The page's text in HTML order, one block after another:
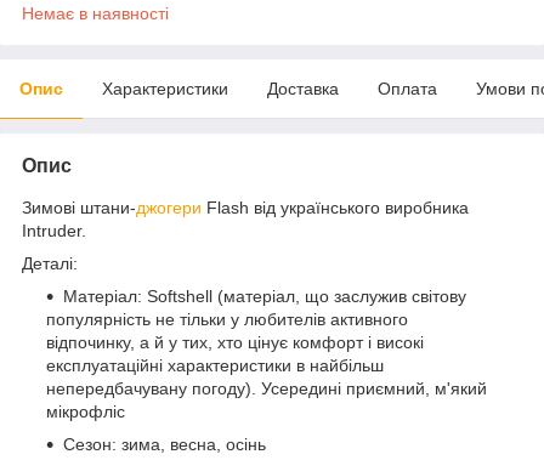
Немає в наявності
Опис Характеристики Доставка Оплата Умови
Опис
Зимові штани-джогери Flash від українського виробника
Intruder.
Деталі:
Матеріал: Softshell (матеріал, що заслужив світову
популярність не тільки у любителів активного
відпочинку, а й у тих, хто цінує комфорт і високі
експлуатаційні характеристики в найбільш
непередбачувану погоду). Усередині приємний, м'який
мікрофліс
Сезон: зима, весна, осінь